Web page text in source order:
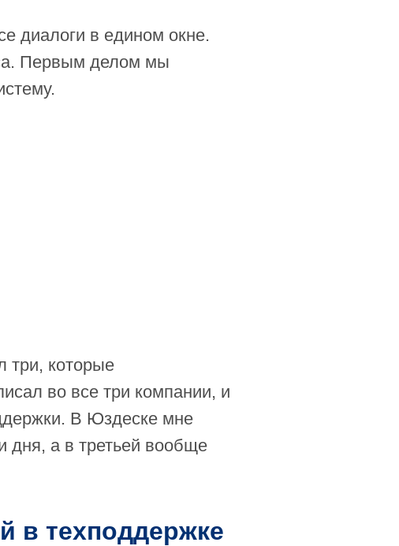
диалоги в едином окне.
Первым делом мы
три, которые
во все три компании, и
В Юздеске мне
дня, а в третьей вообще
в техподдержке